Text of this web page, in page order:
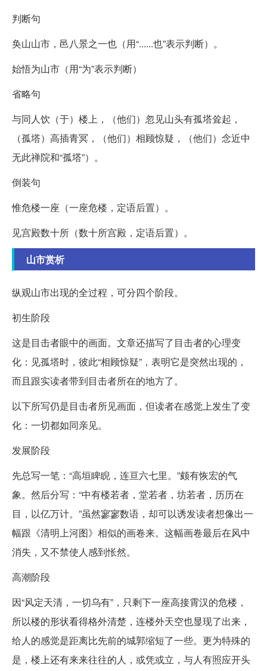
判断句
奂山山市，邑八景之一也（用“......也”表示判断）。
始悟为山市（用“为”表示判断）
省略句
与同人饮（于）楼上，（他们）忽见山头有孤塔耸起，
（孤塔）高插青冥，（他们）相顾惊疑，（他们）念近中
无此禅院和“孤塔”）。
倒装句
惟危楼一座（一座危楼，定语后置）。
见宫殿数十所（数十所宫殿，定语后置）。
山市赏析
纵观山市出现的全过程，可分四个阶段。
初生阶段
这是目击者眼中的画面。文章还描写了目击者的心理变
化：见孤塔时，彼此“相顾惊疑”，表明它是突然出现的，
而且跟实读者带到目击者所在的地方了。
以下所写仍是目击者所见画面，但读者在感觉上发生了变
化：一切都如同亲见。
发展阶段
先总写一笔：“高垣睥睨，连亘六七里。”颇有恢宏的气
象。然后分写：“中有楼若者，堂若者，坊若者，历历在
目，以亿万计。”虽然寥寥数语，却可以诱发读者想像出一
幅跟《清明上河图》相似的画卷来。这幅画卷最后在风中
消失，又不禁使人感到怅然。
高潮阶段
因“风定天清，一切乌有”，只剩下一座高接霄汉的危楼，
所以楼的形状看得格外清楚，连楼外天空也显现了出来，
给人的感觉是距离比先前的城郭缩短了一些。更为特殊的
是，楼上还有来来往往的人，或凭或立，与人有照应开头